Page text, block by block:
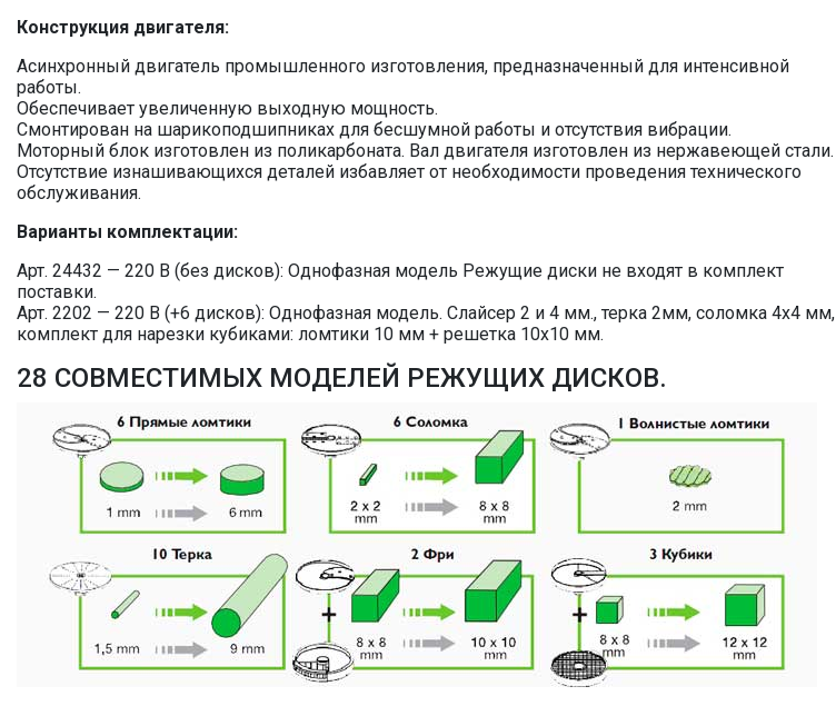
Конструкция двигателя:
Асинхронный двигатель промышленного изготовления, предназначенный для интенсивной
работы.
Обеспечивает увеличенную выходную мощность.
Смонтирован на шарикоподшипниках для бесшумной работы и отсутствия вибрации.
Моторный блок изготовлен из поликарбоната. Вал двигателя изготовлен из нержавеющей стали.
Отсутствие изнашивающихся деталей избавляет от необходимости проведения технического
обслуживания.
Варианты комплектации:
Арт. 24432 — 220 В (без дисков): Однофазная модель Режущие диски не входят в комплект
поставки.
Арт. 2202 — 220 В (+6 дисков): Однофазная модель. Слайсер 2 и 4 мм., терка 2мм, соломка 4х4 мм,
комплект для нарезки кубиками: ломтики 10 мм + решетка 10х10 мм.
28 СОВМЕСТИМЫХ МОДЕЛЕЙ РЕЖУЩИХ ДИСКОВ.